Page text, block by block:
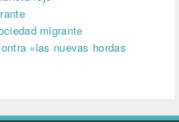
migrante
«las nuevas hordas